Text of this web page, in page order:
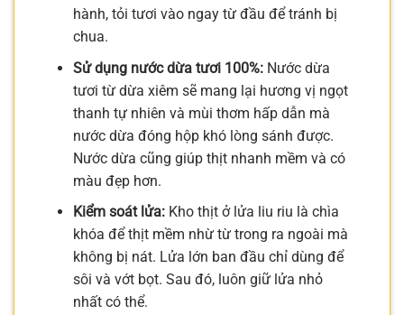
hành, tỏi tươi vào ngay từ đầu để tránh bị
chua.
Sử dụng nước dừa tươi 100%:Nước dừa
tươi từ dừa xiêm sẽ mang lại hương vị ngọt
thanh tự nhiên và mùi thơm hấp dẫn mà
nước dừa đóng hộp khó lòng sánh được.
Nước dừa cũng giúp thịt nhanh mềm và có
màu đẹp hơn.
Kiểm soát lửa:Kho thịt ở lửa liu riu là chìa
khóa để thịt mềm nhừ từ trong ra ngoài mà
không bị nát. Lửa lớn ban đầu chỉ dùng để
sôi và vớt bọt. Sau đó, luôn giữ lửa nhỏ
nhất có thể.